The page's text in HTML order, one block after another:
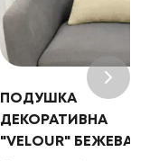
ПОДУШКА
ДЕКОРАТИВНА
"VELOUR" БЕЖЕВА